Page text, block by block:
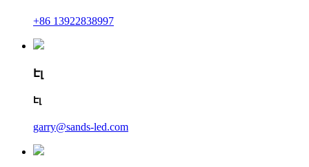
+86 13922838997
Էլ
Էլ
garry@sands-led.com